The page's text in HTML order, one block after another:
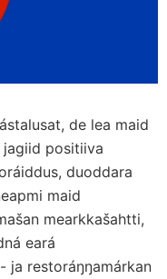
de lea maid
jagiid positiiva
duoddara
maid
mearkkašahtti,
eará
ja restoráŋŋamárkan